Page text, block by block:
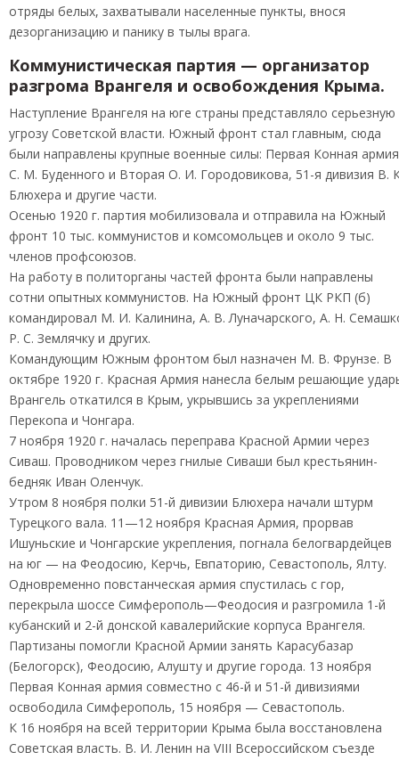
отряды белых, захватывали населенные пункты, внося
дезорганизацию и панику в тылы врага.
Коммунистическая партия — организатор
разгрома Врангеля и освобождения Крыма.
Наступление Врангеля на юге страны представляло серьезную
угрозу Советской власти. Южный фронт стал главным, сюда
были направлены крупные военные силы: Первая Конная армия
С. М. Буденного и Вторая О. И. Городовикова, 51-я дивизия В.
Блюхера и другие части.
Осенью 1920 г. партия мобилизовала и отправила на Южный
фронт 10 тыс. коммунистов и комсомольцев и около 9 тыс.
членов профсоюзов.
На работу в политорганы частей фронта были направлены
сотни опытных коммунистов. На Южный фронт ЦК РКП (б)
командировал М. И. Калинина, А. В. Луначарского, А. Н.
Р. С. Землячку и других.
Командующим Южным фронтом был назначен М. В. Фрунзе. В
октябре 1920 г. Красная Армия нанесла белым решающие
Врангель откатился в Крым, укрывшись за укреплениями
Перекопа и Чонгара.
7 ноября 1920 г. началась переправа Красной Армии через
Сиваш. Проводником через гнилые Сиваши был крестьянин-
бедняк Иван Оленчук.
Утром 8 ноября полки 51-й дивизии Блюхера начали штурм
Турецкого вала. 11—12 ноября Красная Армия, прорвав
Ишуньские и Чонгарские укрепления, погнала белогвардейцев
на юг — на Феодосию, Керчь, Евпаторию, Севастополь, Ялту.
Одновременно повстанческая армия спустилась с гор,
перекрыла шоссе Симферополь—Феодосия и разгромила 1-й
кубанский и 2-й донской кавалерийские корпуса Врангеля.
Партизаны помогли Красной Армии занять Карасубазар
(Белогорск), Феодосию, Алушту и другие города. 13 ноября
Первая Конная армия совместно с 46-й и 51-й дивизиями
освободила Симферополь, 15 ноября — Севастополь.
К 16 ноября на всей территории Крыма была восстановлена
Советская власть. В. И. Ленин на VIII Всероссийском съезде